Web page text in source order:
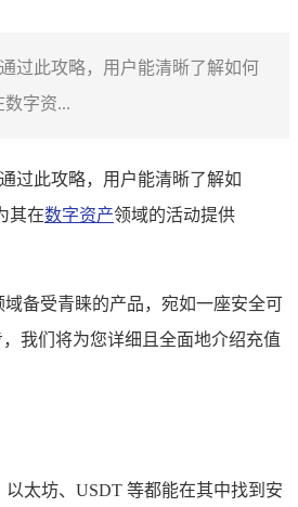
过此攻略，用户能清晰了解如何
字资...
过此攻略，用户能清晰了解如
其在数字资产领域的活动提供
备受青睐的产品，宛如一座安全可
我们将为您详细且全面地介绍充值
太坊、USDT 等都能在其中找到安